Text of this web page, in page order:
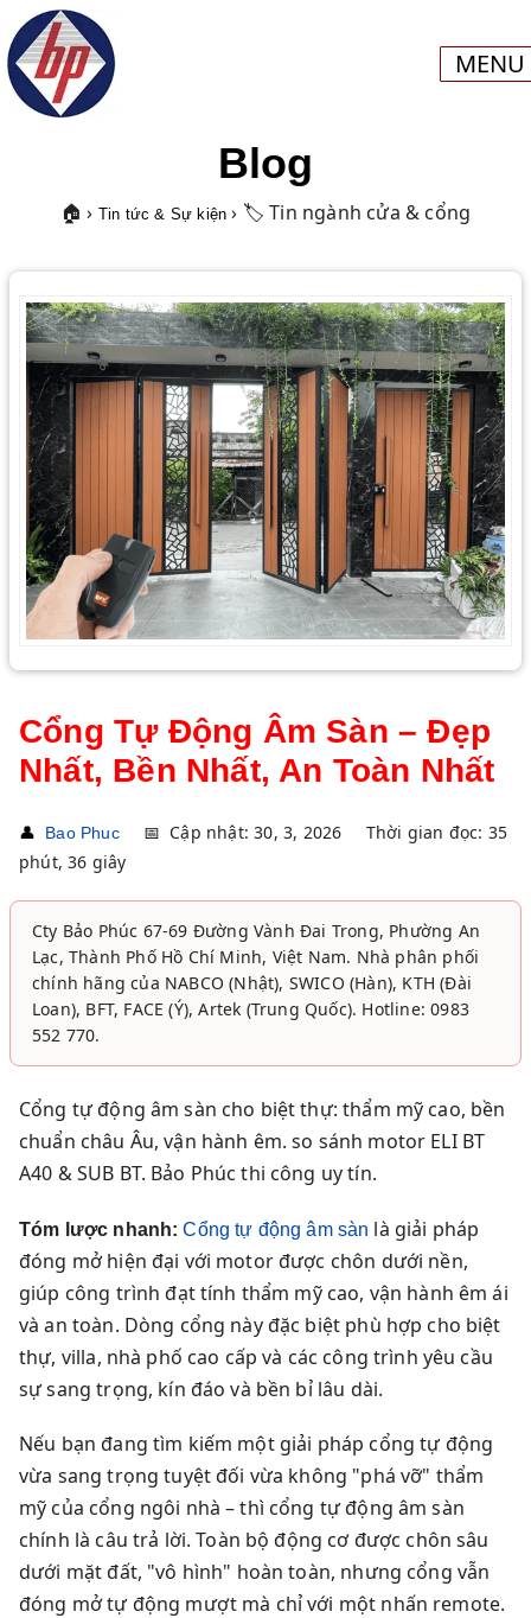
MENU
Blog
🏠 › Tin tức & Sự kiện › 🏷️ Tin ngành cửa & cổng
Cổng Tự Động Âm Sàn – Đẹp
Nhất, Bền Nhất, An Toàn Nhất
👤 Bao Phuc 📅 Cập nhật: 30, 3, 2026
Thời gian đọc: 35
phút, 36 giây
Cty Bảo Phúc 67-69 Đường Vành Đai Trong, Phường An
Lạc, Thành Phố Hồ Chí Minh, Việt Nam. Nhà phân phối
chính hãng của NABCO (Nhật), SWICO (Hàn), KTH (Đài
Loan), BFT, FACE (Ý), Artek (Trung Quốc). Hotline: 0983
552 770.
Cổng tự động âm sàn cho biệt thự: thẩm mỹ cao, bền
chuẩn châu Âu, vận hành êm. so sánh motor ELI BT
A40 & SUB BT. Bảo Phúc thi công uy tín.
Tóm lược nhanh: Cổng tự động âm sàn là giải pháp
đóng mở hiện đại với motor được chôn dưới nền,
giúp công trình đạt tính thẩm mỹ cao, vận hành êm ái
và an toàn. Dòng cổng này đặc biệt phù hợp cho biệt
thự, villa, nhà phố cao cấp và các công trình yêu cầu
sự sang trọng, kín đáo và bền bỉ lâu dài.
Nếu bạn đang tìm kiếm một giải pháp cổng tự động
vừa sang trọng tuyệt đối vừa không "phá vỡ" thẩm
mỹ của cổng ngôi nhà – thì cổng tự động âm sàn
chính là câu trả lời. Toàn bộ động cơ được chôn sâu
dưới mặt đất, "vô hình" hoàn toàn, nhưng cổng vẫn
đóng mở tự động mượt mà chỉ với một nhấn remote.